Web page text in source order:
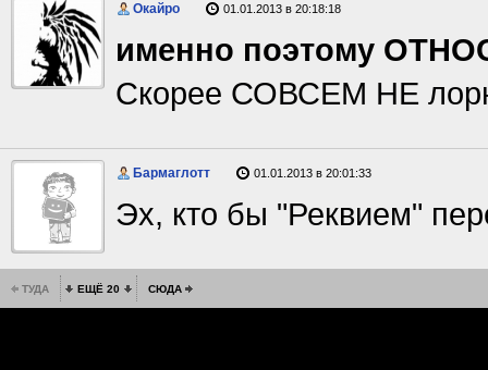
Окайро 01.01.2013 в 20:18:18
именно поэтому
Скорее СОВСЕМ НЕ
Бармаглотт 01.01.2013 в 20:01:33
Эх, кто бы "Реквием"
ТУДА ЕЩЁ 20 СЮДА